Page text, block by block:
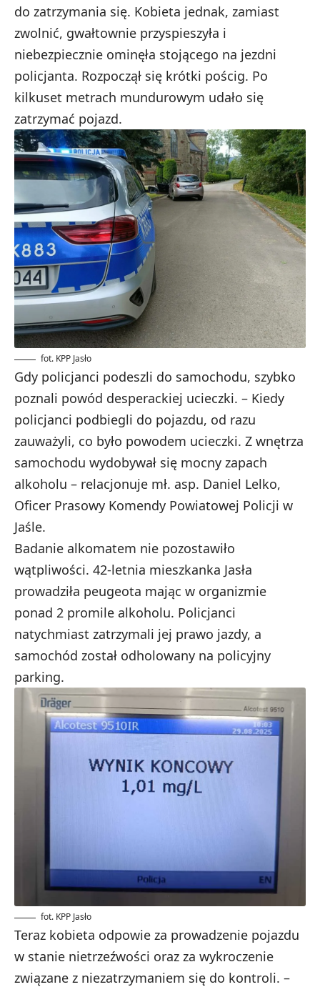
do zatrzymania się. Kobieta jednak, zamiast
zwolnić, gwałtownie przyspieszyła i
niebezpiecznie ominęła stojącego na jezdni
policjanta. Rozpoczął się krótki pościg. Po
kilkuset metrach mundurowym udało się
zatrzymać pojazd.
fot. KPP Jasło
Gdy policjanci podeszli do samochodu, szybko
poznali powód desperackiej ucieczki. – Kiedy
policjanci podbiegli do pojazdu, od razu
zauważyli, co było powodem ucieczki. Z wnętrza
samochodu wydobywał się mocny zapach
alkoholu – relacjonuje mł. asp. Daniel Lelko,
Oficer Prasowy Komendy Powiatowej Policji w
Jaśle.
Badanie alkomatem nie pozostawiło
wątpliwości. 42-letnia mieszkanka Jasła
prowadziła peugeota mając w organizmie
ponad 2 promile alkoholu. Policjanci
natychmiast zatrzymali jej prawo jazdy, a
samochód został odholowany na policyjny
parking.
fot. KPP Jasło
Teraz kobieta odpowie za prowadzenie pojazdu
w stanie nietrzeźwości oraz za wykroczenie
związane z niezatrzymaniem się do kontroli. –